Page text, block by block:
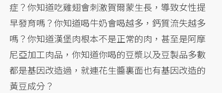
症？你知道吃雞翅會刺激賀爾蒙生長，導致女性提
早發育嗎？你知道喝牛奶會喝越多，鈣質流失越多
嗎？你知道漢堡肉根本不是正常的肉，甚至是阿摩
尼亞加工肉品，你知道你喝的豆漿以及豆製品多數
都是基因改造過，就連花生醬裏面也有基因改造的
黃豆成分？